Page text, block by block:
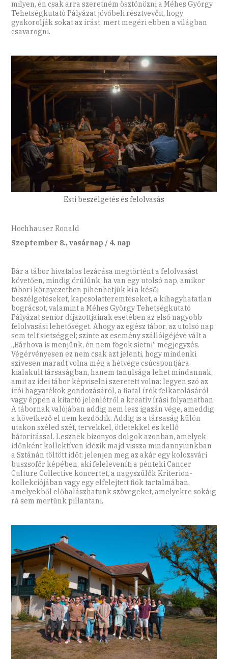
milyen, én csak arra szeretném ösztönözni a Méhes György
Tehetségkutató Pályázat jövőbeli résztvevőit, hogy
gyakorolják sokat az írást, mert megéri ebben a világban
csavarogni.
Esti beszélgetés és felolvasás
Hochhauser Ronald
Szeptember 8., vasárnap / 4. nap
Bár a tábor hivatalos lezárása megtörtént a felolvasást
követően, mindig örülünk, ha van egy utolsó nap, amikor
tábori környezetben pihenhetjük ki a késői
beszélgetéseket, kapcsolatteremtéseket, a kihagyhatatlan
bográcsot, valamint a Méhes György Tehetségkutató
Pályázat senior díjazottjainak esetében az első nagyobb
felolvasási lehetőséget. Ahogy az egész tábor, az utolsó nap
sem telt sietséggel; szinte az esemény szállóigéjévé vált a
„Bárhova is menjünk, én nem fogok sietni” megjegyzés.
Végérvényesen ez nem csak azt jelenti, hogy mindenki
szívesen maradt volna még a hétvége csúcspontjára
kialakult társaságban, hanem tanulsága lehet mindannak,
amit az idei tábor képviselni szeretett volna: legyen szó az
írói hagyatékok gondozásáról, a fiatal írók felkarolásáról
vagy éppen a kitartó jelenlétről a kreatív írási folyamatban.
A tábornak valójában addig nem lesz igazán vége, ameddig
a következő el nem kezdődik. Addig is a társaság külön
utakon széled szét, tervekkel, ötletekkel és kellő
bátorítással. Lesznek bizonyos dolgok azonban, amelyek
időnként kollektíven idézik majd vissza mindannyiunkban
a Sztánán töltött időt: jelenjen meg az akár egy kolozsvári
buszsofőr képében, aki feleleveníti a pénteki Cancer
Culture Collective koncertet, a nagyszülők Kriterion-
kollekciójában vagy egy elfelejtett fiók tartalmában,
amelyekből előhalászhatunk szövegeket, amelyekre sokáig
rá sem mertünk pillantani.